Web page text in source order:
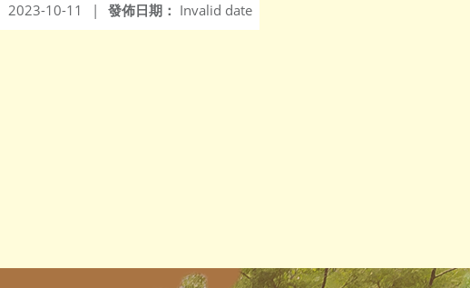
發佈日期： Invalid date
2023-10-11 |